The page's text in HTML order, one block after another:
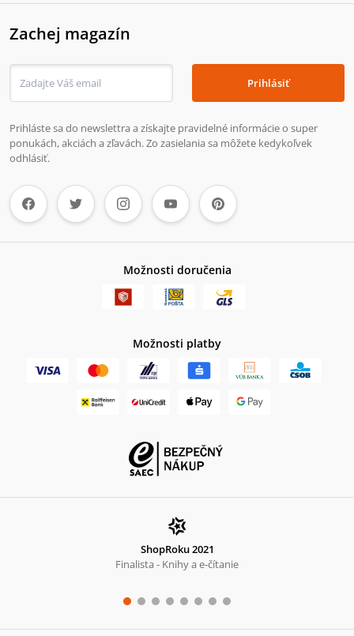
Zachej magazín
Prihlásiť
Prihláste sa do newslettra a získajte pravidelné informácie o super
ponukách, akciách a zľavách. Zo zasielania sa môžete kedykoľvek
odhlásiť.
Možnosti doručenia
Možnosti platby
ShopRoku 2021
Finalista - Knihy a e-čítanie